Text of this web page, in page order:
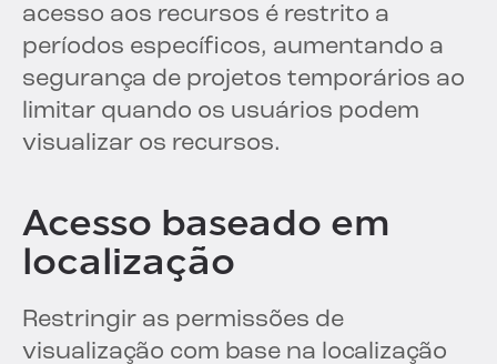
acesso aos recursos é restrito a
períodos específicos, aumentando a
segurança de projetos temporários ao
limitar quando os usuários podem
visualizar os recursos.
Acesso baseado em
localização
Restringir as permissões de
visualização com base na localização